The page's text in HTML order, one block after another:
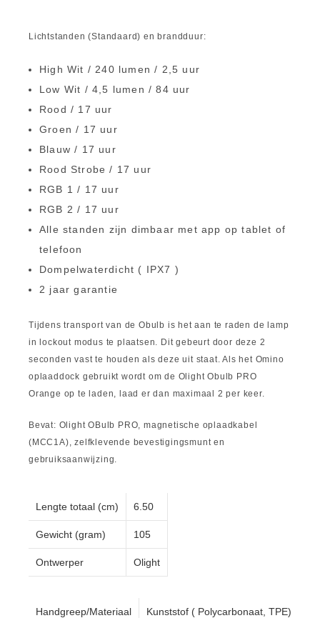
Lichtstanden (Standaard) en brandduur:
High Wit / 240 lumen / 2,5 uur
Low Wit / 4,5 lumen / 84 uur
Rood / 17 uur
Groen / 17 uur
Blauw / 17 uur
Rood Strobe / 17 uur
RGB 1 / 17 uur
RGB 2 / 17 uur
Alle standen zijn dimbaar met app op tablet of
telefoon
Dompelwaterdicht ( IPX7 )
2 jaar garantie
Tijdens transport van de Obulb is het aan te raden de lamp
in lockout modus te plaatsen. Dit gebeurt door deze 2
seconden vast te houden als deze uit staat. Als het Omino
oplaaddock gebruikt wordt om de Olight Obulb PRO
Orange op te laden, laad er dan maximaal 2 per keer.
Bevat: Olight OBulb PRO, magnetische oplaadkabel
(MCC1A), zelfklevende bevestigingsmunt en
gebruiksaanwijzing.
Lengte totaal (cm) 6.50
Gewicht (gram) 105
Ontwerper Olight
Handgreep/Materiaal Kunststof ( Polycarbonaat, TPE)